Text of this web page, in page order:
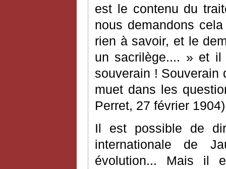
est le contenu du
nous demandons
rien à savoir, et le
un sacrilège.... » et
souverain ! Souverain
muet dans les
Perret, 27 février
Il est possible de
internationale de
évolution... Mais il